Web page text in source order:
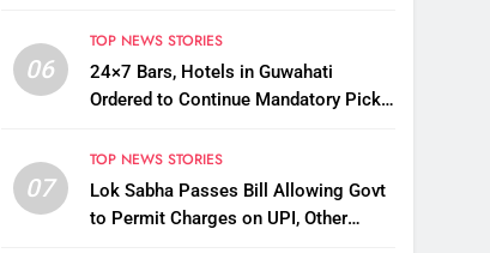
06
TOP NEWS STORIES
24×7 Bars, Hotels in Guwahati
Ordered to Continue Mandatory Pick-
07
TOP NEWS STORIES
Lok Sabha Passes Bill Allowing Govt
to Permit Charges on UPI, Other